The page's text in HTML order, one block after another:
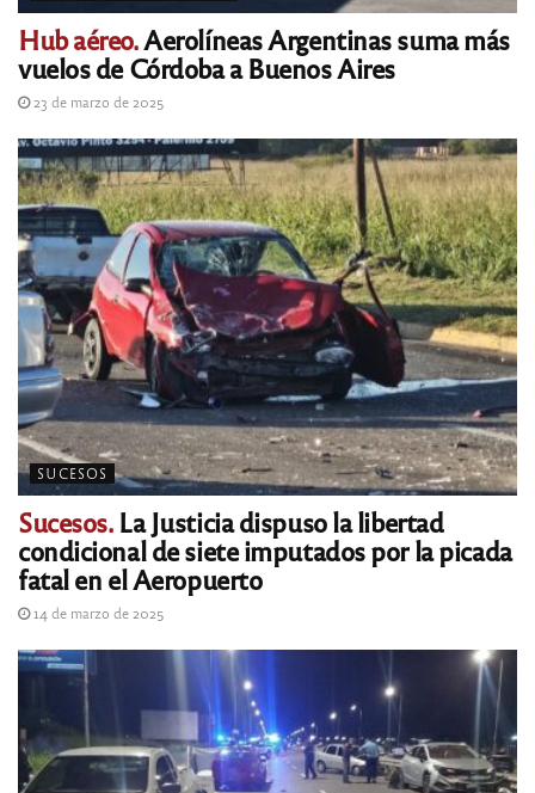
Hub aéreo.Aerolíneas Argentinas suma más
vuelos de Córdoba a Buenos Aires
23 de marzo de 2025
SUCESOS
Sucesos.La Justicia dispuso la libertad
condicional de siete imputados por la picada
fatal en el Aeropuerto
14 de marzo de 2025